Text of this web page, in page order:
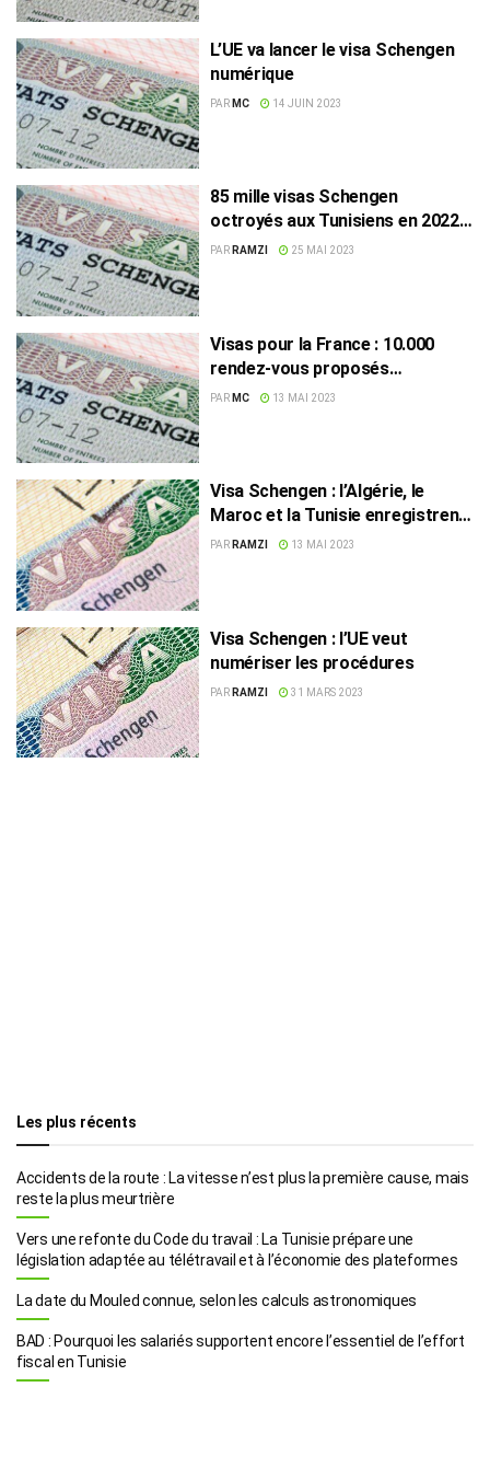
L’UE va lancer le visa Schengen
numérique
PAR MC 14 JUIN 2023
85 mille visas Schengen
octroyés aux Tunisiens en 2022,
selon le Consul de France
PAR RAMZI 25 MAI 2023
Visas pour la France : ‎10.000
rendez-vous proposés
mensuellement dès cet été
PAR MC 13 MAI 2023
Visa Schengen : l’Algérie, le
Maroc et la Tunisie enregistrent
le taux de rejet le plus élevé !
PAR RAMZI 13 MAI 2023
Visa Schengen : l’UE veut
numériser les procédures
PAR RAMZI 31 MARS 2023
Les plus récents
Accidents de la route : La vitesse n’est plus la première cause, mais
reste la plus meurtrière
Vers une refonte du Code du travail : La Tunisie prépare une
législation adaptée au télétravail et à l’économie des plateformes
La date du Mouled connue, selon les calculs astronomiques
BAD : Pourquoi les salariés supportent encore l’essentiel de l’effort
fiscal en Tunisie